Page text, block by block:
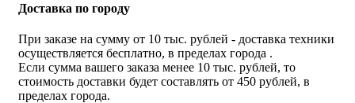
Доставка по городу
При заказе на сумму от 10 тыс. рублей - доставка техники
осуществляется бесплатно, в пределах города .
Если сумма вашего заказа менее 10 тыс. рублей, то
стоимость доставки будет составлять от 450 рублей, в
пределах города.